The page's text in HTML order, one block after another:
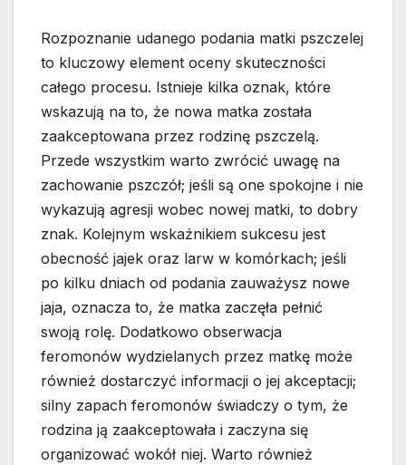
Rozpoznanie udanego podania matki pszczelej
to kluczowy element oceny skuteczności
całego procesu. Istnieje kilka oznak, które
wskazują na to, że nowa matka została
zaakceptowana przez rodzinę pszczelą.
Przede wszystkim warto zwrócić uwagę na
zachowanie pszczół; jeśli są one spokojne i nie
wykazują agresji wobec nowej matki, to dobry
znak. Kolejnym wskaźnikiem sukcesu jest
obecność jajek oraz larw w komórkach; jeśli
po kilku dniach od podania zauważysz nowe
jaja, oznacza to, że matka zaczęła pełnić
swoją rolę. Dodatkowo obserwacja
feromonów wydzielanych przez matkę może
również dostarczyć informacji o jej akceptacji;
silny zapach feromonów świadczy o tym, że
rodzina ją zaakceptowała i zaczyna się
organizować wokół niej. Warto również